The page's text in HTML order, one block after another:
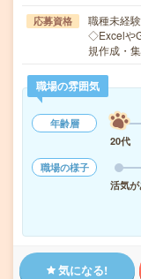
応募資格
職種未経
◇Excelや
規作成・
職場の雰囲気
年齢層
20代
職場の様子
活気が
気になる!